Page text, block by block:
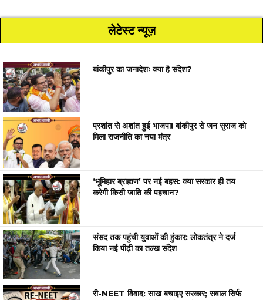
लेटेस्ट न्यूज़
बांकीपुर का जनादेशः क्या है संदेश?
प्रशांत से अशांत हुई भाजपा! बांकीपुर से जन सुराज को
मिला राजनीति का नया मंत्र
‘भूमिहार ब्राह्मण’ पर नई बहस: क्या सरकार ही तय
करेगी किसी जाति की पहचान?
संसद तक पहुंची युवाओं की हुंकार: लोकतंत्र ने दर्ज
किया नई पीढ़ी का तल्ख संदेश
री-NEET विवाद: साख बचाइए सरकार; सवाल सिर्फ